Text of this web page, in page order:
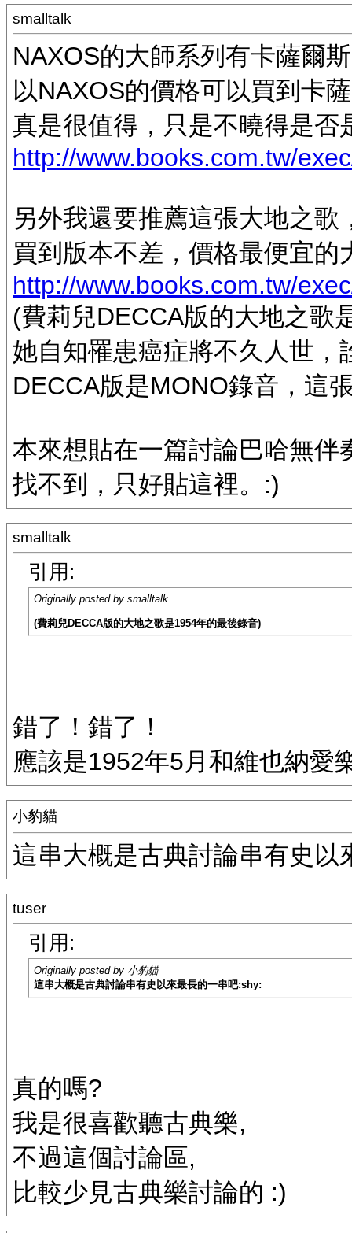
smalltalk
NAXOS的大師系列有卡薩爾
以NAXOS的價格可以買到卡
真是很值得，只是不曉得是否
http://www.books.com.tw/
另外我還要推薦這張大地之歌
買到版本不差，價格最便宜的
http://www.books.com.tw/
(費莉兒DECCA版的大地之歌
她自知罹患癌症將不久人世
DECCA版是MONO錄音，這
本來想貼在一篇討論巴哈無伴
找不到，只好貼這裡。:)
smalltalk
引用:
Originally posted by smalltalk
(費莉兒DECCA版的大地之歌是1954年的最後錄音)
錯了！錯了！
應該是1952年5月和維也納愛
小豹貓
這串大概是古典討論串有史以
tuser
引用:
Originally posted by 小豹貓
這串大概是古典討論串有史以來最長的一串吧:shy:
真的嗎?
我是很喜歡聽古典樂,
不過這個討論區,
比較少見古典樂討論的 :)